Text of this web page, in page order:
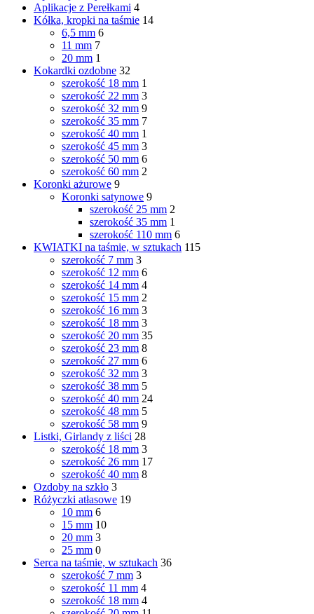
Aplikacje z Perełkami 4
Kółka, kropki na taśmie 14
6,5 mm 6
11 mm 7
20 mm 1
Kokardki ozdobne 32
szerokość 18 mm 1
szerokość 22 mm 3
szerokość 32 mm 9
szerokość 35 mm 7
szerokość 40 mm 1
szerokość 45 mm 3
szerokość 50 mm 6
szerokość 60 mm 2
Koronki ażurowe 9
Koronki satynowe 9
szerokość 25 mm 2
szerokość 35 mm 1
szerokość 110 mm 6
KWIATKI na taśmie, w sztukach 115
szerokość 7 mm 3
szerokość 12 mm 6
szerokość 14 mm 4
szerokość 15 mm 2
szerokość 16 mm 3
szerokość 18 mm 3
szerokość 20 mm 35
szerokość 23 mm 8
szerokość 27 mm 6
szerokość 32 mm 3
szerokość 38 mm 5
szerokość 40 mm 24
szerokość 48 mm 5
szerokość 58 mm 9
Listki, Girlandy z liści 28
szerokość 18 mm 3
szerokość 26 mm 17
szerokość 40 mm 8
Ozdoby na szkło 3
Różyczki atłasowe 19
10 mm 6
15 mm 10
20 mm 3
25 mm 0
Serca na taśmie, w sztukach 36
szerokość 7 mm 3
szerokość 11 mm 4
szerokość 18 mm 4